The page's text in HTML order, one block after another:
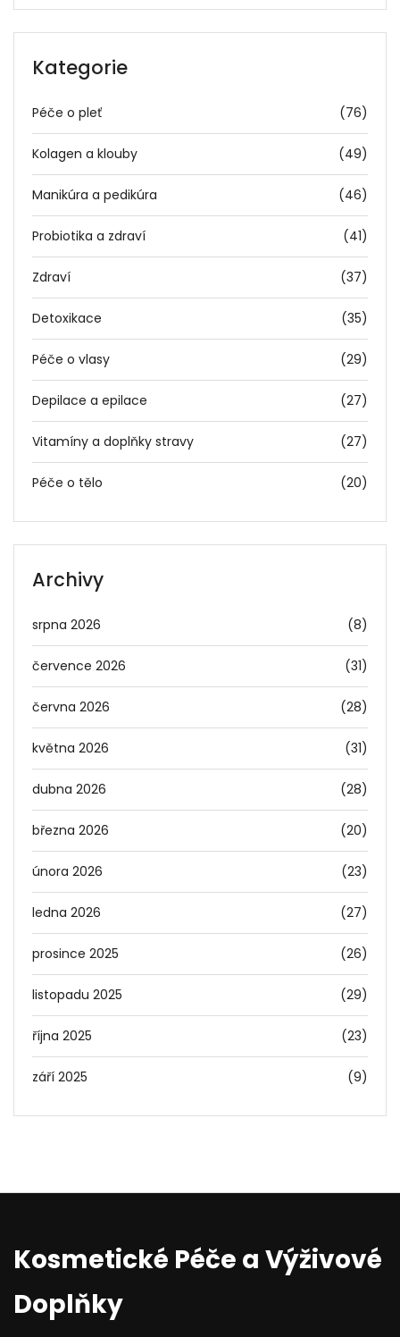
Kategorie
Péče o pleť (76)
Kolagen a klouby (49)
Manikúra a pedikúra (46)
Probiotika a zdraví (41)
Zdraví (37)
Detoxikace (35)
Péče o vlasy (29)
Depilace a epilace (27)
Vitamíny a doplňky stravy (27)
Péče o tělo (20)
Archivy
srpna 2026 (8)
července 2026 (31)
června 2026 (28)
května 2026 (31)
dubna 2026 (28)
března 2026 (20)
února 2026 (23)
ledna 2026 (27)
prosince 2025 (26)
listopadu 2025 (29)
října 2025 (23)
září 2025 (9)
Kosmetické Péče a Výživové
Doplňky